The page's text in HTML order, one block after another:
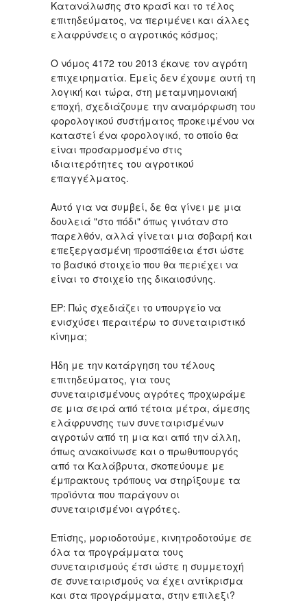
Κατανάλωσης στο κρασί και το τέλος
επιτηδεύματος, να περιμένει και άλλες
ελαφρύνσεις ο αγροτικός κόσμος;
Ο νόμος 4172 του 2013 έκανε τον αγρότη
επιχειρηματία. Εμείς δεν έχουμε αυτή τη
λογική και τώρα, στη μεταμνημονιακή
εποχή, σχεδιάζουμε την αναμόρφωση του
φορολογικού συστήματος προκειμένου να
καταστεί ένα φορολογικό, το οποίο θα
είναι προσαρμοσμένο στις
ιδιαιτερότητες του αγροτικού
επαγγέλματος.
Αυτό για να συμβεί, δε θα γίνει με μια
δουλειά "στο πόδι" όπως γινόταν στο
παρελθόν, αλλά γίνεται μια σοβαρή και
επεξεργασμένη προσπάθεια έτσι ώστε
το βασικό στοιχείο που θα περιέχει να
είναι το στοιχείο της δικαιοσύνης.
ΕΡ: Πώς σχεδιάζει το υπουργείο να
ενισχύσει περαιτέρω το συνεταιριστικό
κίνημα;
Ήδη με την κατάργηση του τέλους
επιτηδεύματος, για τους
συνεταιρισμένους αγρότες προχωράμε
σε μια σειρά από τέτοια μέτρα, άμεσης
ελάφρυνσης των συνεταιρισμένων
αγροτών από τη μια και από την άλλη,
όπως ανακοίνωσε και ο πρωθυπουργός
από τα Καλάβρυτα, σκοπεύουμε με
έμπρακτους τρόπους να στηρίξουμε τα
προϊόντα που παράγουν οι
συνεταιρισμένοι αγρότες.
Επίσης, μοριοδοτούμε, κινητροδοτούμε σε
όλα τα προγράμματα τους
συνεταιρισμούς έτσι ώστε η συμμετοχή
σε συνεταιρισμούς να έχει αντίκρισμα
και στα προγράμματα, στην επιλεξι?